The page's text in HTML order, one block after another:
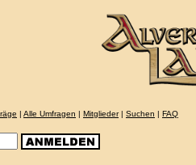
| Alle Umfragen | Mitglieder| Suchen | FAQ